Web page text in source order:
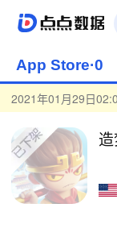
App Store·0
2021年01月29日
造